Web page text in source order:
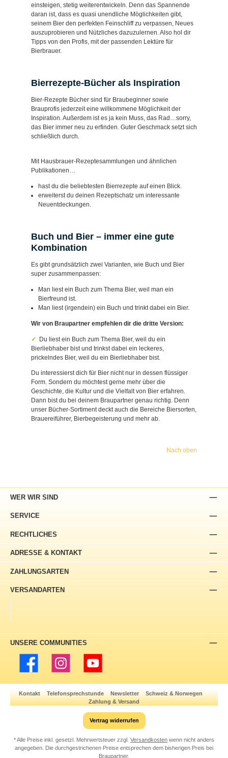
einsteigen, stetig weiterentwickeln. Denn das Spannende
daran ist, dass es quasi unendliche Möglichkeiten gibt,
seinem Bier den perfekten Feinschliff zu verpassen, Neues
auszuprobieren und Nützliches dazuzulernen. Also hol dir
Tipps von den Profis, mit der passenden Lektüre für
Bierbrauer.
Bierrezepte-Bücher als Inspiration
Bier-Rezepte Bücher sind für Braubeginner sowie
Brauprofis jederzeit eine willkommene Möglichkeit der
Inspiration. Außerdem ist es ja kein Muss, das Rad…sorry,
das Bier immer neu zu erfinden. Guter Geschmack setzt sich
schließlich durch.
Mit Hausbrauer-Rezeptesammlungen und ähnlichen
Publikationen…
hast du die beliebtesten Bierrezepte auf einen Blick.
erweiterst du deinen Rezeptschatz um interessante
Neuentdeckungen.
Buch und Bier – immer eine gute
Kombination
Es gibt grundsätzlich zwei Varianten, wie Buch und Bier
super zusammenpassen:
Man liest ein Buch zum Thema Bier, weil man ein
Bierfreund ist.
Man liest (irgendein) ein Buch und trinkt dabei ein Bier.
Wir von Braupartner empfehlen dir die dritte Version:
Du liest ein Buch zum Thema Bier, weil du ein
Bierliebhaber bist und trinkst dabei ein leckeres,
prickelndes Bier, weil du ein Bierliebhaber bist.
Du interessierst dich für Bier nicht nur in dessen flüssiger
Form. Sondern du möchtest gerne mehr über die
Geschichte, die Kultur und die Vielfalt von Bier erfahren.
Dann bist du bei deinem Braupartner genau richtig. Denn
unser Bücher-Sortiment deckt auch die Bereiche Biersorten,
Brauereiführer, Bierbegeisterung und mehr ab.
Nach oben
ADRESSE & KONTAKT
WER WIR SIND
SERVICE
RECHTLICHES
ZAHLUNGSARTEN
VERSANDARTEN
UNSERE COMMUNITIES
Facebook Instagram YouTube
Kontakt Telefonsprechstunde Newsletter
Schweiz & Norwegen
Zahlung & Versand
Vertrag widerrufen
* Alle Preise inkl. gesetzl. Mehrwertsteuer zzgl. Versandkosten wenn nicht anders
angegeben. Die durchgestrichenen Preise entsprechen dem bisherigen Preis bei
Braupartner.